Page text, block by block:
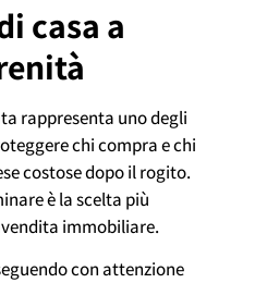
casa a
rappresenta uno degli
chi compra e chi
costose dopo il rogito.
è la scelta più
immobiliare.
con attenzione